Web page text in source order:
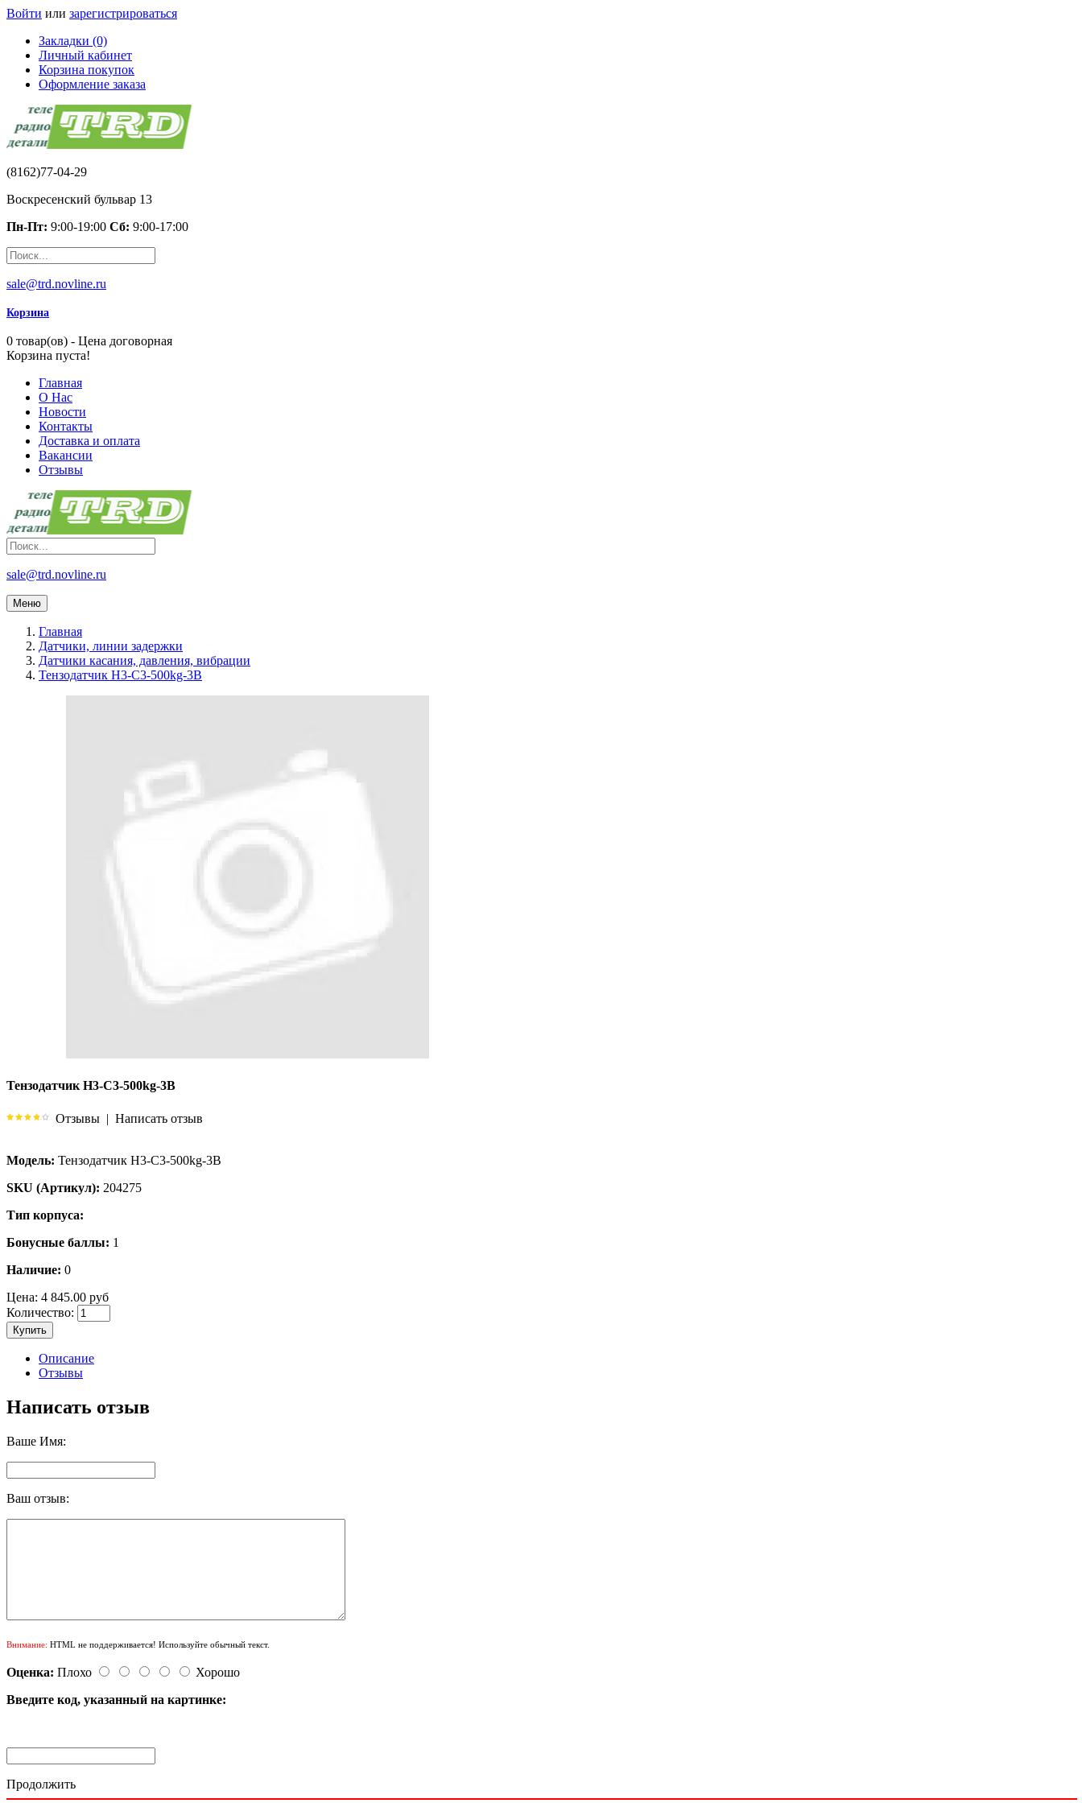
Войти или зарегистрироваться
Закладки (0)
Личный кабинет
Корзина покупок
Оформление заказа
(8162)77-04-29
Воскресенский бульвар 13
Пн-Пт: 9:00-19:00 Сб: 9:00-17:00
sale@trd.novline.ru
Корзина
0 товар(ов) - Цена договорная
Корзина пуста!
Главная
О Нас
Новости
Контакты
Доставка и оплата
Вакансии
Отзывы
sale@trd.novline.ru
Меню
Главная
Датчики, линии задержки
Датчики касания, давления, вибрации
Тензодатчик H3-C3-500kg-3B
Тензодатчик H3-C3-500kg-3B
Отзывы | Написать отзыв
Модель: Тензодатчик H3-C3-500kg-3B
SKU (Артикул): 204275
Тип корпуса:
Бонусные баллы: 1
Наличие: 0
Цена: 4 845.00 руб
Количество:
Купить
Описание
Отзывы
Написать отзыв
Ваше Имя:
Ваш отзыв:
Внимание: HTML не поддерживается! Используйте обычный текст.
Оценка: Плохо
Хорошо
Введите код, указанный на картинке:
Продолжить